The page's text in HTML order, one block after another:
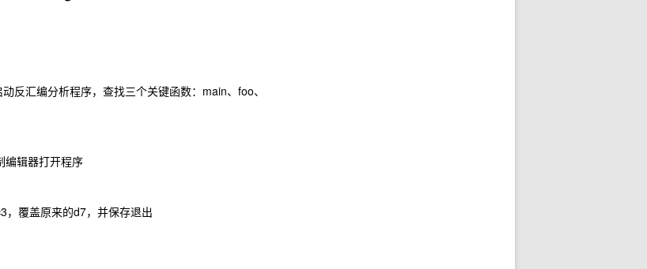
动反汇编分析程序，查找三个关键函数：main、foo、
编辑器打开程序
，覆盖原来的d7，并保存退出